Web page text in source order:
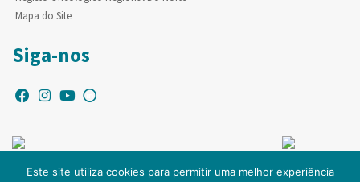
Mapa do Site
Siga-nos
Este site utiliza cookies para permitir uma melhor experiência